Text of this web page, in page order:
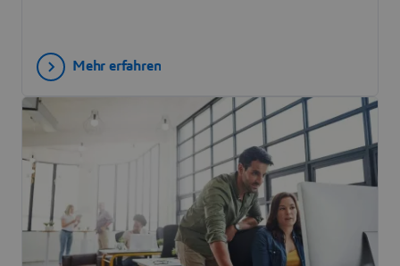
Mehr erfahren